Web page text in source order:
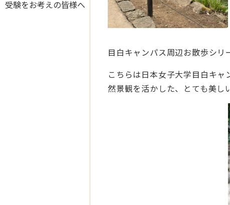
受験をお考えの皆様へ
目白キャンパス周辺お散歩シリ
こちらは日本女子大学目白キ
然景観を活かした、とても美し